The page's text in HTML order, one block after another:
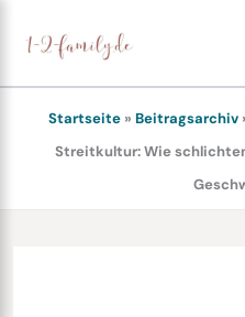
Inhalt
springen
Startseite» Beitragsarchiv
Streitkultur: Wie